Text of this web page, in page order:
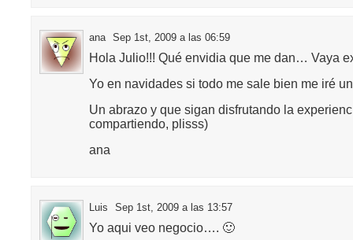
ana Sep 1st, 2009 a las 06:59
Hola Julio!!! Qué envidia que me dan… Vaya
Yo en navidades si todo me sale bien me iré
Un abrazo y que sigan disfrutando la
compartiendo, plisss)
ana
Luis Sep 1st, 2009 a las 13:57
Yo aqui veo negocio…. 🙂